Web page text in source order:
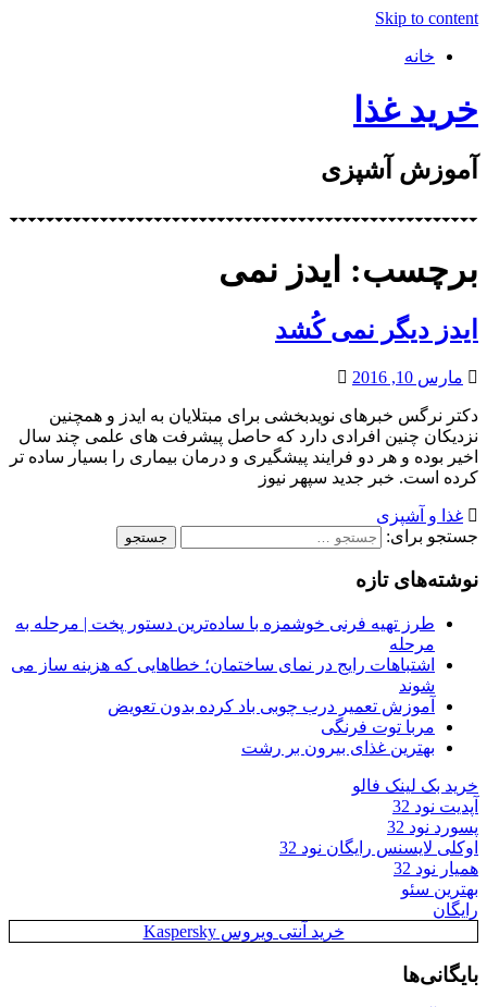
Skip to content
خانه
خرید غذا
آموزش آشپزی
برچسب: ایدز نمی
ایدز دیگر نمی کُشد
مارس 10, 2016
دکتر نرگس خبرهای نویدبخشی برای مبتلایان به ایدز و همچنین
نزدیکان چنین افرادی دارد که حاصل پیشرفت های علمی چند سال
اخیر بوده و هر دو فرایند پیشگیری و درمان بیماری را بسیار ساده تر
کرده است. خبر جدید سپهر نیوز
غذا و آشپزی
جستجو برای:
نوشته‌های تازه
طرز تهیه فرنی خوشمزه با ساده‌ترین دستور پخت | مرحله به
مرحله
اشتباهات رایج در نمای ساختمان؛ خطاهایی که هزینه ساز می
شوند
آموزش تعمیر درب چوبی باد کرده بدون تعویض
مربا توت فرنگی
بهترین غذای بیرون بر رشت
خرید بک لینک فالو
آپدیت نود 32
پسورد نود 32
اوکلی لایسنس رایگان نود 32
همیار نود 32
بهترین سئو
رایگان
خرید آنتی ویروس Kaspersky
بایگانی‌ها